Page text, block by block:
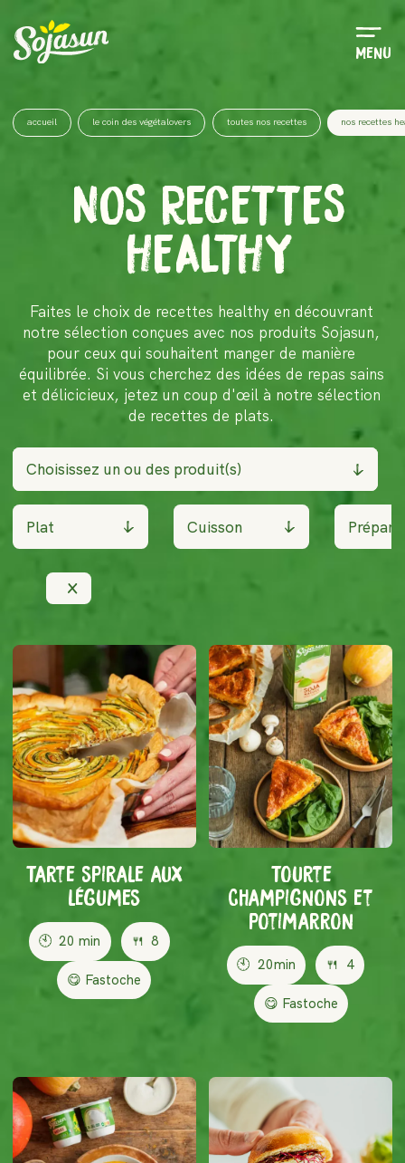
Menu
accueil le coin des végétalovers toutes nos recettes nos recettes
NOS RECETTES
HEALTHY
Faites le choix de recettes healthy en découvrant
notre sélection conçues avec nos produits Sojasun,
pour ceux qui souhaitent manger de manière
équilibrée. Si vous cherchez des idées de repas sains
et délicicieux, jetez un coup d'œil à notre sélection
de recettes de plats.
Choisissez un ou des produit(s)
Plat Cuisson
Tarte spirale aux
légumes
🕙 20 min 🍴 8
😋 Fastoche
Tourte
champignons et
potimarron
🕙 20min 🍴 4
😋 Fastoche